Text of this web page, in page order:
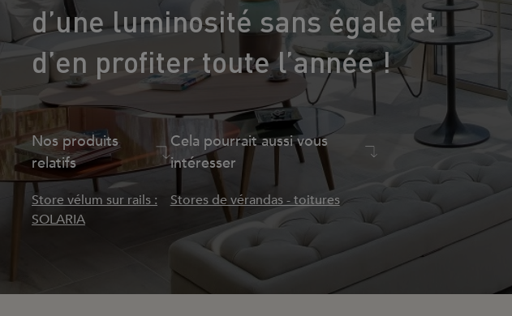
d’une luminosité sans égale et
d’en profiter toute l’année !
Nos produits
relatifs
Store vélum sur rails :
SOLARIA
Cela pourrait aussi vous
intéresser
Stores de vérandas - toitures